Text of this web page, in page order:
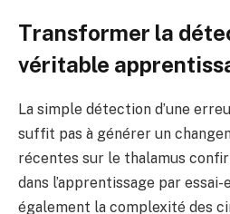
Transformer la
véritable
La simple détection d’une
suffit pas à générer un
récentes sur le thalamus
dans l’apprentissage par
également la complexité des